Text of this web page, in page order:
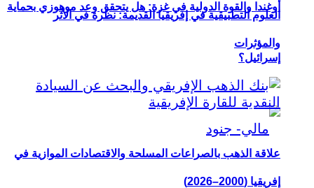
أوغندا والقوة الدولية في غزة: هل يتحقق وعد موهوزي بحماية
إسرائيل؟
العلوم التطبيقية في إفريقيا القديمة: نظرة في الأثر
والمؤثرات
علاقة الذهب بالصراعات المسلحة والاقتصادات الموازية في
إفريقيا (2000–2026)